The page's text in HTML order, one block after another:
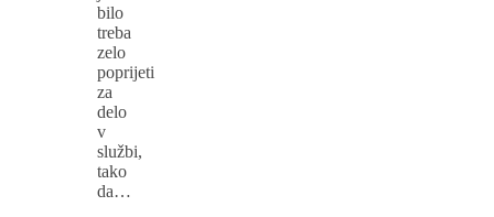
bilo
treba
zelo
poprijeti
za
delo
v
službi,
tako
da…